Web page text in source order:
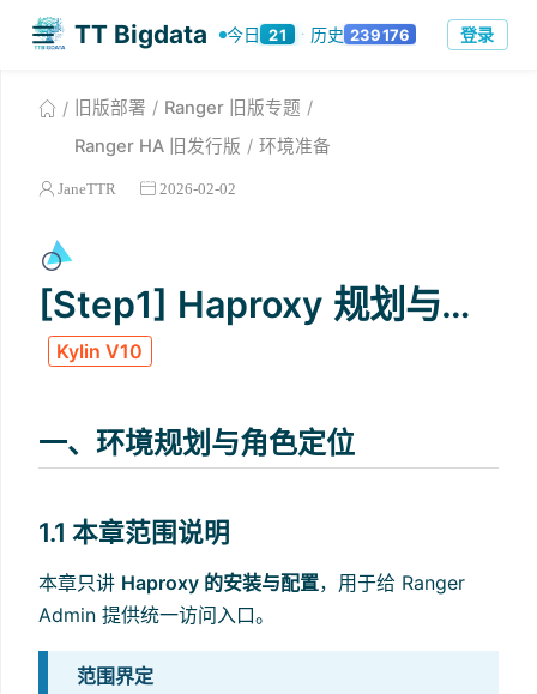
TT Bigdata 今日 21 · 历史 239176 登录
旧版部署
Ranger 旧版专题
Ranger HA 旧发行版
环境准备
JaneTTR 2026-02-02
[Step1] Haproxy 规划与环境安装
Kylin V10
一、环境规划与角色定位
1.1 本章范围说明
本章只讲 Haproxy 的安装与配置，用于给 Ranger
Admin 提供统一访问入口。
范围界定